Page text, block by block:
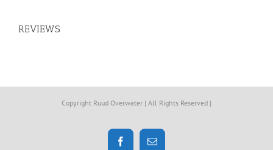
REVIEWS
Copyright Ruud Overwater | All Rights Reserved |
Facebook
E-